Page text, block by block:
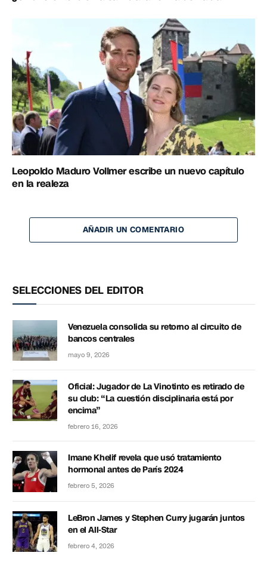
Leopoldo Maduro Vollmer escribe un nuevo capítulo
en la realeza
AÑADIR UN COMENTARIO
SELECCIONES DEL EDITOR
Venezuela consolida su retorno al circuito de
bancos centrales
mayo 9, 2026
Oficial: Jugador de La Vinotinto es retirado de
su club: “La cuestión disciplinaria está por
encima”
febrero 16, 2026
Imane Khelif revela que usó tratamiento
hormonal antes de París 2024
febrero 5, 2026
LeBron James y Stephen Curry jugarán juntos
en el All-Star
febrero 4, 2026